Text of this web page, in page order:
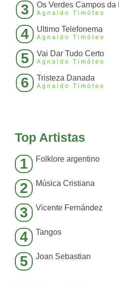
3 Os Verdes Campos da
Agnaldo Timóteo
4 Ultimo Telefonema
Agnaldo Timóteo
5 Vai Dar Tudo Certo
Agnaldo Timóteo
6 Tristeza Danada
Agnaldo Timóteo
Top Artistas
1 Folklore argentino
2 Música Cristiana
3 Vicente Fernández
4 Tangos
5 Joan Sebastian